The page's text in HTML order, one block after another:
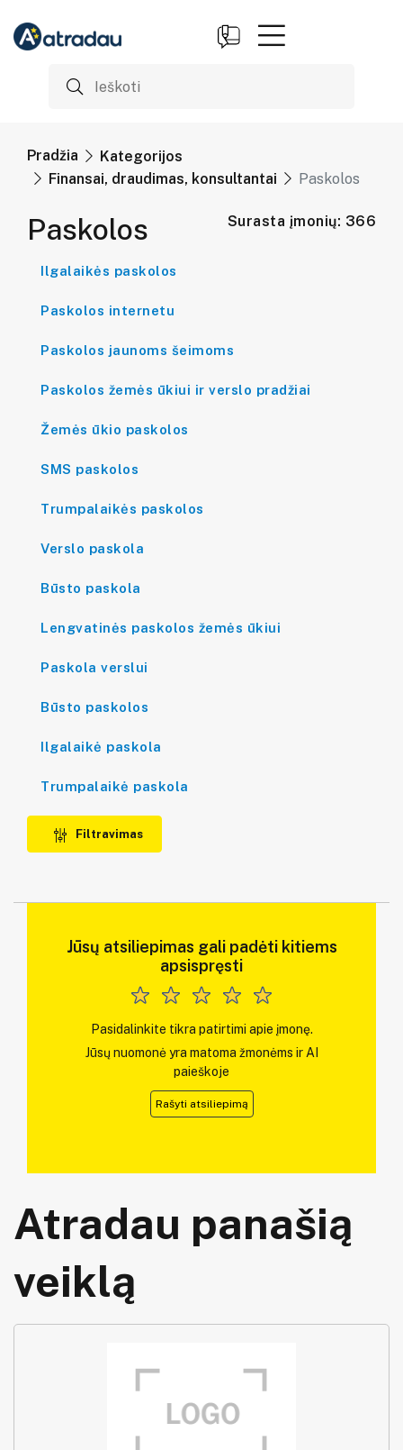
Pradžia
Kategorijos
Finansai, draudimas, konsultantai
Paskolos
Paskolos Surasta įmonių: 366
Ilgalaikės paskolos
Paskolos internetu
Paskolos jaunoms šeimoms
Paskolos žemės ūkiui ir verslo pradžiai
Žemės ūkio paskolos
SMS paskolos
Trumpalaikės paskolos
Verslo paskola
Būsto paskola
Lengvatinės paskolos žemės ūkiui
Paskola verslui
Būsto paskolos
Ilgalaikė paskola
Trumpalaikė paskola
Filtravimas
Jūsų atsiliepimas gali padėti kitiems
apsispręsti
Pasidalinkite tikra patirtimi apie įmonę.
Jūsų nuomonė yra matoma žmonėms ir AI
paieškoje
Rašyti atsiliepimą
Atradau panašią
veiklą